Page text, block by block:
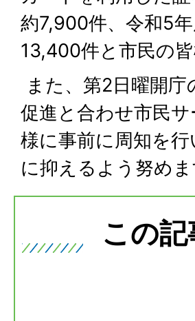
約7,900件、令和5
13,400件と市民の
また、第2日曜開
促進と合わせ市民
様に事前に周知を
に抑えるよう努めま
この